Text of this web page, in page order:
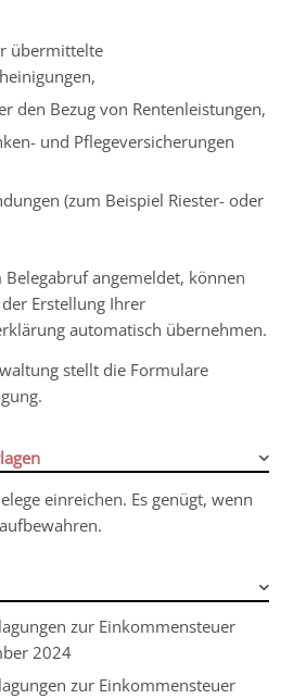
übermittelte
den Bezug von Rentenleistungen,
und Pflegeversicherungen
(zum Beispiel Riester- oder
Belegabruf angemeldet, können
Erstellung Ihrer
automatisch übernehmen.
stellt die Formulare
einreichen. Es genügt, wenn
zur Einkommensteuer
2024
zur Einkommensteuer